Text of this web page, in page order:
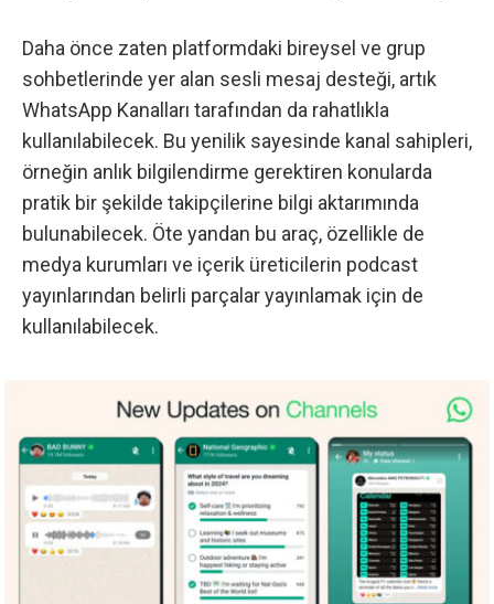
Daha önce zaten platformdaki bireysel ve grup
sohbetlerinde yer alan sesli mesaj desteği, artık
WhatsApp Kanalları tarafından da rahatlıkla
kullanılabilecek. Bu yenilik sayesinde kanal sahipleri,
örneğin anlık bilgilendirme gerektiren konularda
pratik bir şekilde takipçilerine bilgi aktarımında
bulunabilecek. Öte yandan bu araç, özellikle de
medya kurumları ve içerik üreticilerin podcast
yayınlarından belirli parçalar yayınlamak için de
kullanılabilecek.